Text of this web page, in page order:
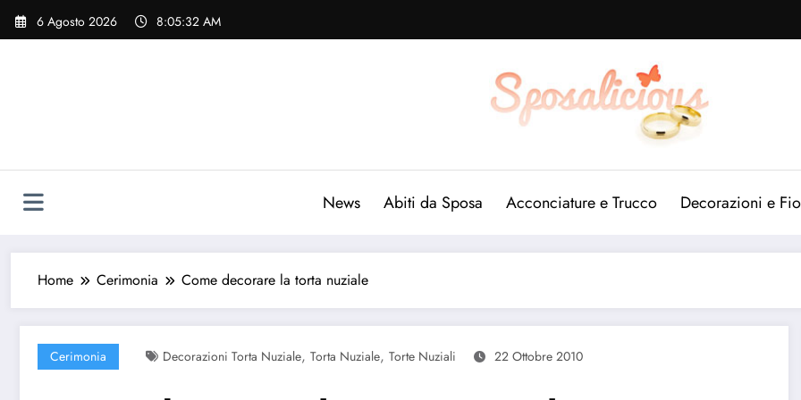
Vai
6 Agosto 2026 8:05:33 AM
News Abiti da Sposa Acconciature e Trucco Decorazioni e
Home Cerimonia Come decorare la torta nuziale
Cerimonia Decorazioni Torta Nuziale, Torta Nuziale, Torte Nuziali 22 Ottobre 2010